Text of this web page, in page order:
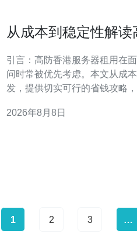
从成本到稳定性解读
引言：高防香港服务器租用在
问时常被优先考虑。本文从成
发，提供切实可行的省钱攻略
成：理解高防香港服务器租用
2026年8月8日
1 2 3 …